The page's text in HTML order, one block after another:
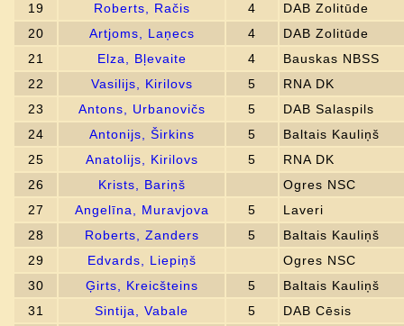
19
Roberts, Račis 4
DAB Zolitūde
20
Artjoms, Laņecs 4
DAB Zolitūde
21
Elza, Bļevaite 4
Bauskas NBSS
22
Vasilijs, Kirilovs 5
RNA DK
23
Antons, Urbanovičs 5
DAB Salaspils
24
Antonijs, Širkins 5
Baltais Kauliņš
25
Anatolijs, Kirilovs 5
RNA DK
26
Krists, Bariņš
Ogres NSC
27
Angelīna, Muravjova 5
Laveri
28
Roberts, Zanders 5
Baltais Kauliņš
29
Edvards, Liepiņš
Ogres NSC
30
Ģirts, Kreicšteins 5
Baltais Kauliņš
31
Sintija, Vabale 5
DAB Cēsis